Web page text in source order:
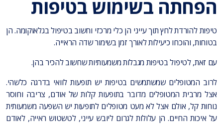
הפחתה בשימוש בטיפות
טיפות להורדת לחץ תוך עייני הן כלי מרכזי וחשוב בטיפול בגלאוקומה. הן
בטוחות, והוכחו כיעילות לאורך זמן בשימור שדה הראייה.
עם זאת, לטיפול בטיפות מגבלות משמעותיות שחשוב להכיר בהן.
לרוב המטופלים שמשתמשים בטיפות יש תופעות לוואי בדרגה כלשהי.
אצל מרבית המטופלים מדובר בתופעות קלות של אודם, צריבה וחוסר
נוחות קל, אולם אצל לא מעט מטופלים לתופעות יש השפעה משמעותית
על איכות החיים. הן עלולות לגרום ליובש עייני, לטשטוש ראייה, לאודם